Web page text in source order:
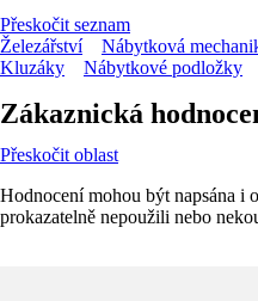
Přeskočit seznam
Železářství
Nábytková
Kluzáky
Nábytkové podložky
Zákaznická
Přeskočit oblast
Hodnocení mohou být napsána i
prokazatelně nepoužili nebo